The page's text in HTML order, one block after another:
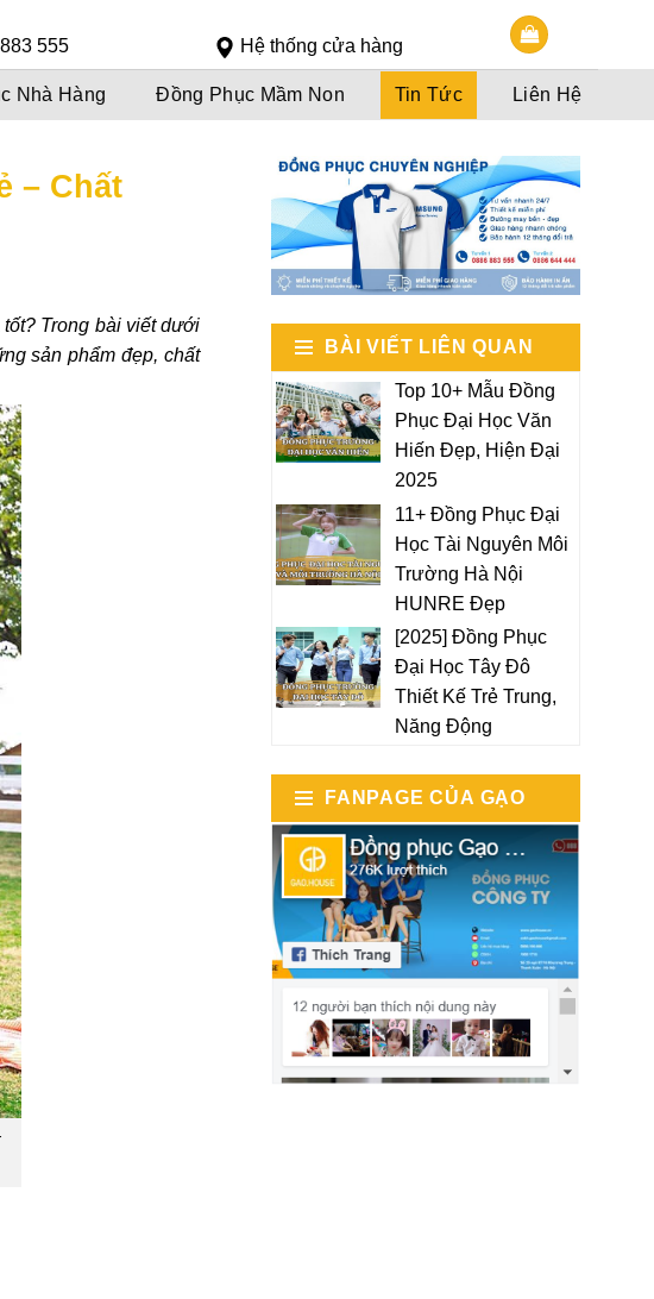
555 Hệ thống cửa hàng
Nhà Hàng Đồng Phục Mầm Non Tin Tức Liên Hệ
– Chất
Trong bài viết dưới
sản phẩm đẹp, chất
BÀI VIẾT LIÊN QUAN
Top 10+ Mẫu Đồng
Phục Đại Học Văn
Hiến Đẹp, Hiện Đại
2025
11+ Đồng Phục Đại
Học Tài Nguyên Môi
Trường Hà Nội
HUNRE Đẹp
[2025] Đồng Phục
Đại Học Tây Đô
Thiết Kế Trẻ Trung,
Năng Động
FANPAGE CỦA GẠO
HOUSE